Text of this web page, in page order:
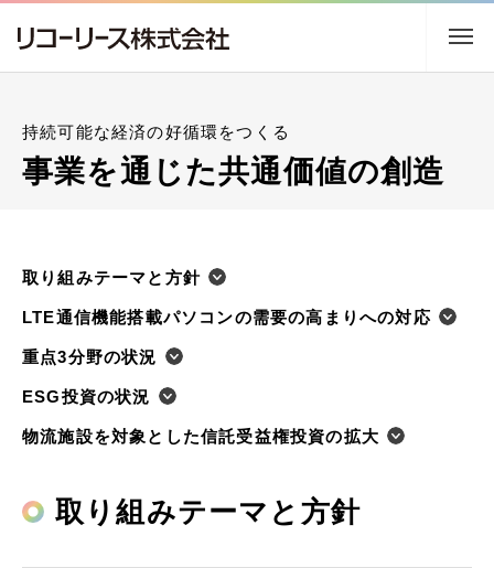
企業情報
サステナビリティ
株主・投資家情報
採用情報
English
持続可能な経済の好循環をつくる
事業を通じた共通価値の創造
取り組みテーマと方針
LTE通信機能搭載パソコンの需要の高まりへの対応
重点3分野の状況
ESG投資の状況
物流施設を対象とした信託受益権投資の拡大
取り組みテーマと方針